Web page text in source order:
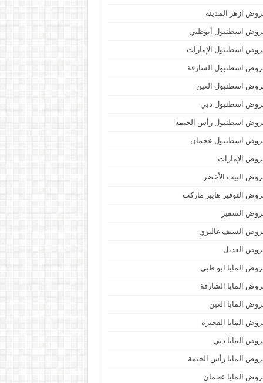
ازهر المدينة
اسطنبول أبوظبي
اسطنبول الإمارات
اسطنبول الشارقة
اسطنبول العين
اسطنبول دبي
اسطنبول رأس الخيمة
اسطنبول عجمان
الإمارات
البيت الأخضر
التوفير هايبر ماركت
السفير
السيف غاليري
العديل
المايا ابو ظبي
المايا الشارقة
المايا العين
المايا الفجيرة
المايا دبي
المايا رأس الخيمة
المايا عجمان